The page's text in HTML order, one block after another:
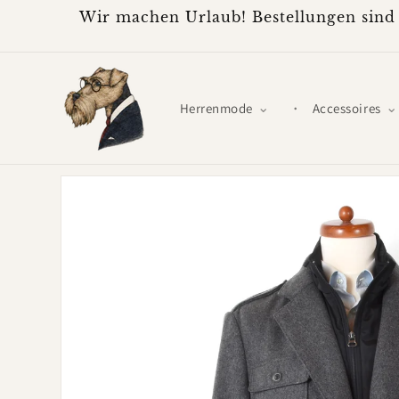
Wir machen Urlaub! Bestellungen
Herrenmode Accessoires
Zu